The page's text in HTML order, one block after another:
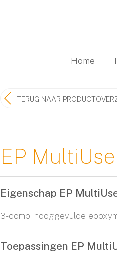
Home
TERUG NAAR
EP
Eigenschap EP
3-comp. hooggevulde
Toepassingen EP